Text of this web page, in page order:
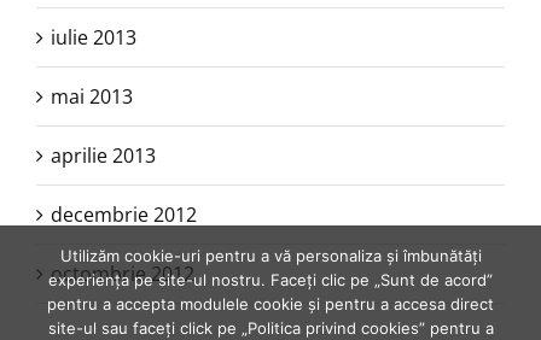
iulie 2013
mai 2013
aprilie 2013
decembrie 2012
octombrie 2012
Utilizăm cookie-uri pentru a vă personaliza și îmbunătăți
experiența pe site-ul nostru. Faceți clic pe „Sunt de acord”
pentru a accepta modulele cookie și pentru a accesa direct
site-ul sau faceți click pe „Politica privind cookies” pentru a